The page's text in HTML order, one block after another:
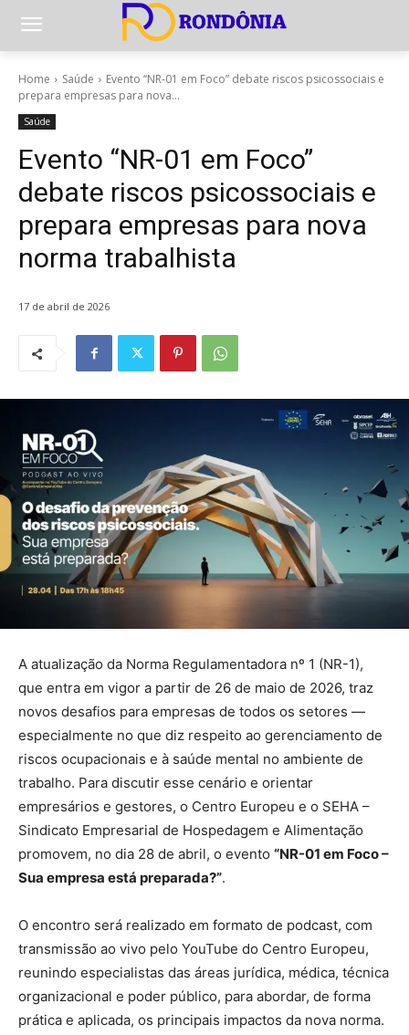
Home Saúde
Evento “NR-01 em Foco” debate riscos psicossociais e
prepara empresas para nova...
Saúde
Evento “NR-01 em Foco”
debate riscos psicossociais e
prepara empresas para nova
norma trabalhista
17 de abril de 2026
A atualização da Norma Regulamentadora nº 1 (NR-1),
que entra em vigor a partir de 26 de maio de 2026, traz
novos desafios para empresas de todos os setores —
especialmente no que diz respeito ao gerenciamento de
riscos ocupacionais e à saúde mental no ambiente de
trabalho. Para discutir esse cenário e orientar
empresários e gestores, o Centro Europeu e o SEHA –
Sindicato Empresarial de Hospedagem e Alimentação
promovem, no dia 28 de abril, o evento “NR-01 em Foco –
Sua empresa está preparada?”.
O encontro será realizado em formato de podcast, com
transmissão ao vivo pelo YouTube do Centro Europeu,
reunindo especialistas das áreas jurídica, médica, técnica
organizacional e poder público, para abordar, de forma
prática e aplicada, os principais impactos da nova norma.